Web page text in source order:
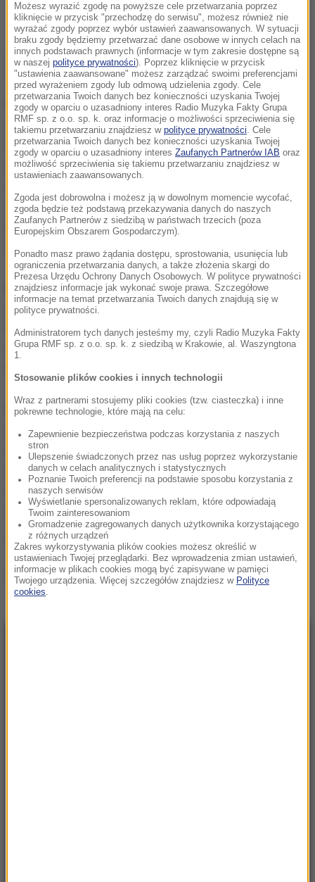
Konwój ciężarówek wojskowych z drutem
żyletkowym przybył rano do miejscowości Veliki
Obreż, na granicy z Chorwacją. Żołnierze zaczęli
umieszczać drut wzdłuż brzegu rzeki Sutla, po
słoweńskiej agencji prasowej STA ogrodzenie
powstaje też w innych miejscach, m.in. przy
miejscowościach Obreżje czy Gibina.
Budowę ogrodzenia na 670-kilometrowej granicy
zapowiedział we wtorek premier Miro Cerar.
Powiedział, że przejścia graniczne pozostaną
otwarte. Według telewizji TvSlo ogrodzenie będzie
miało wysokość 1,8 m.
Ponad 170 tys. migrantów z Afryki i Bliskiego
Wschodu przybyło do liczącej 2 mln mieszkańców
Słowenii od połowy października, kiedy to Węgry
zamknęły swą granicę z Chorwacją. Słowenia stała
się głównym krajem tranzytowym dla migrantów
zmierzających ku Austrii i Niemcom.
(mn)
Źródło: RMF24/PAP
Tagi:uchodźcy
Możesz wyrazić zgodę na powyższe cele przetwarzania poprzez
kliknięcie w przycisk "przechodzę do serwisu", możesz również nie
wyrażać zgody poprzez wybór ustawień zaawansowanych. W sytuacji
braku zgody będziemy przetwarzać dane osobowe w innych celach na
innych podstawach prawnych (informacje w tym zakresie dostępne są
w naszej polityce prywatności). Poprzez kliknięcie w przycisk
"ustawienia zaawansowane" możesz zarządzać swoimi preferencjami
przed wyrażeniem zgody lub odmową udzielenia zgody. Cele
przetwarzania Twoich danych bez konieczności uzyskania Twojej
zgody w oparciu o uzasadniony interes Radio Muzyka Fakty Grupa
RMF sp. z o.o. sp. k. oraz informacje o możliwości sprzeciwienia się
takiemu przetwarzaniu znajdziesz w polityce prywatności . Cele
przetwarzania Twoich danych bez konieczności uzyskania Twojej
zgody w oparciu o uzasadniony interes Zaufanych Partnerów IAB oraz
możliwość sprzeciwienia się takiemu przetwarzaniu znajdziesz w
ustawieniach zaawansowanych.
Zgoda jest dobrowolna i możesz ją w dowolnym momencie wycofać,
zgoda będzie też podstawą przekazywania danych do naszych
Zaufanych Partnerów z siedzibą w państwach trzecich (poza
Europejskim Obszarem Gospodarczym).
Ponadto masz prawo żądania dostępu, sprostowania, usunięcia lub
ograniczenia przetwarzania danych, a także złożenia skargi do
Prezesa Urzędu Ochrony Danych Osobowych. W polityce prywatności
znajdziesz informacje jak wykonać swoje prawa. Szczegółowe
informacje na temat przetwarzania Twoich danych znajdują się w
polityce prywatności.
Administratorem tych danych jesteśmy my, czyli Radio Muzyka Fakty
Grupa RMF sp. z o.o. sp. k. z siedzibą w Krakowie, al. Waszyngtona
1.
Stosowanie plików cookies i innych technologii
Wraz z partnerami stosujemy pliki cookies (tzw. ciasteczka) i inne
pokrewne technologie, które mają na celu:
Zapewnienie bezpieczeństwa podczas korzystania z naszych
stron
Ulepszenie świadczonych przez nas usług poprzez wykorzystanie
danych w celach analitycznych i statystycznych
Poznanie Twoich preferencji na podstawie sposobu korzystania z
naszych serwisów
Wyświetlanie spersonalizowanych reklam, które odpowiadają
Twoim zainteresowaniom
Gromadzenie zagregowanych danych użytkownika korzystającego
z różnych urządzeń
Zakres wykorzystywania plików cookies możesz określić w
ustawieniach Twojej przeglądarki. Bez wprowadzenia zmian ustawień,
informacje w plikach cookies mogą być zapisywane w pamięci
Twojego urządzenia. Więcej szczegółów znajdziesz w Polityce
cookies